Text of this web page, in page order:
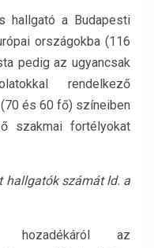
hallgató a Budapesti
országokba (116
pedig az ugyancsak
rendelkező
és 60 fő) színeiben
szakmai fortélyokat
hallgatók számát ld. a
hozadékáról az